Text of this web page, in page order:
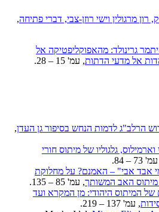
רון מרגולין וישי רוזן-צבי, דברי פתיחה,
גרינולד: מהאפוקליפטיקה אל
אל מדעי הדתות, עמ' 15 – 28.
הרלב"ג לדמות הנחש בסיפור גן העדן,
וארמילוס, גלגוליו של מיתוס חורי
73 – 84.
אבד אבי" – האמנם? על מחלוקת
האב המשותך, עמ' 85 – 135.
של המיתוס היהודי: מן המקרא ועד
, עמ' 137 – 219.